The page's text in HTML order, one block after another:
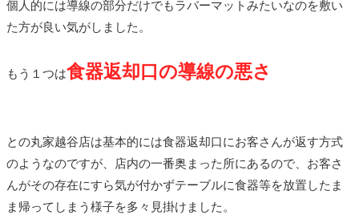
個人的には導線の部分だけでもラバーマットみたいなのを敷い
た方が良い気がしました。
もう１つは食器返却口の導線の悪さ
との丸家越谷店は基本的には食器返却口にお客さんが返す方式
のようなのですが、店内の一番奥まった所にあるので、お客さ
んがその存在にすら気が付かずテーブルに食器等を放置したま
ま帰ってしまう様子を多々見掛けました。